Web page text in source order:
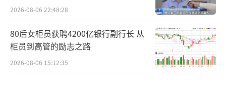
2026-08-06 22:48:28
80后女柜员获聘4200亿银行副行长 从
柜员到高管的励志之路
2026-08-06 15:12:35